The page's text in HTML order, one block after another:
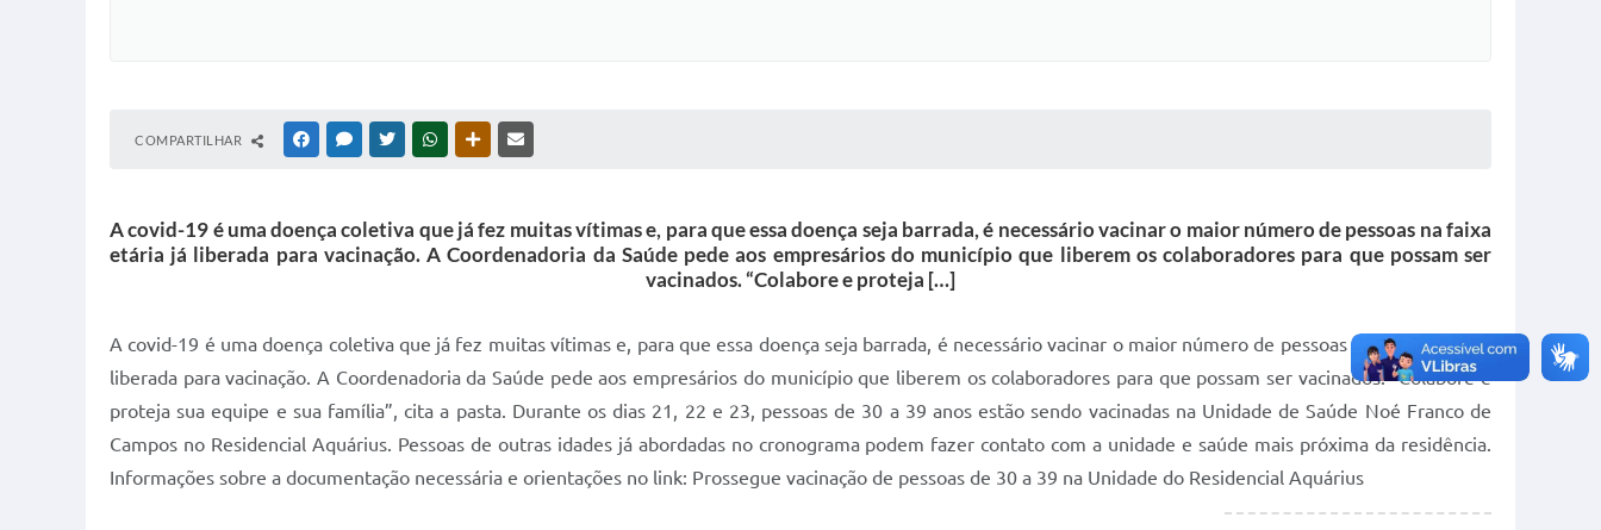
COMPARTILHAR FACEBOOKMESSENGER
TWITTERWHATSAPPOUTRAS MÍDIAS
A covid-19 é uma doença coletiva que já fez muitas vítimas e, para que essa doença seja barrada, é necessário vacinar o maior número de pessoas na faixa
etária já liberada para vacinação. A Coordenadoria da Saúde pede aos empresários do município que liberem os colaboradores para que possam ser
vacinados. “Colabore e proteja […]
A covid-19 é uma doença coletiva que já fez muitas vítimas e, para que essa doença seja barrada, é necessário vacinar o maior número de pessoas na faixa etária já
liberada para vacinação. A Coordenadoria da Saúde pede aos empresários do município que liberem os colaboradores para que possam ser vacinados. “Colabore e
proteja sua equipe e sua família”, cita a pasta. Durante os dias 21, 22 e 23, pessoas de 30 a 39 anos estão sendo vacinadas na Unidade de Saúde Noé Franco de
Campos no Residencial Aquárius. Pessoas de outras idades já abordadas no cronograma podem fazer contato com a unidade e saúde mais próxima da residência.
Informações sobre a documentação necessária e orientações no link: Prossegue vacinação de pessoas de 30 a 39 na Unidade do Residencial Aquárius